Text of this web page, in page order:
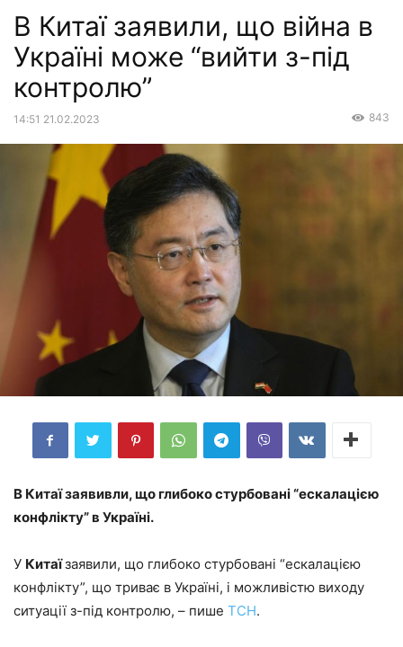
В Китаї заявили, що війна в
Україні може “вийти з-під
контролю”
14:51 21.02.2023 843
В Китаї заявивли, що глибоко стурбовані “ескалацією
конфлікту” в Україні.
У Китаїзаявили, що глибоко стурбовані “ескалацією
конфлікту”, що триває в Україні, і можливістю виходу
ситуації з-під контролю, – пише ТСН.